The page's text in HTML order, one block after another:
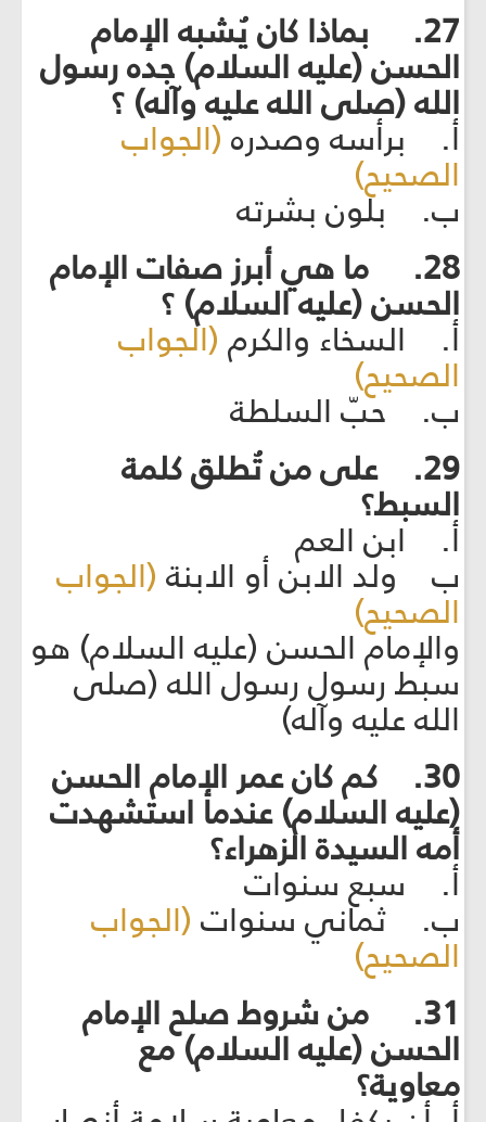
27. بماذا كان يُشبه الإمام
الحسن (عليه السلام) جده رسول
الله (صلى الله عليه وآله) ؟
أ. برأسه وصدره (الجواب
الصحيح)
ب. بلون بشرته
28. ما هي أبرز صفات الإمام
الحسن (عليه السلام) ؟
أ. السخاء والكرم (الجواب
الصحيح)
ب. حبّ السلطة
29. على من تُطلق كلمة
السبط؟
أ. ابن العم
ب ولد الابن أو الابنة (الجواب
الصحيح)
والإمام الحسن (عليه السلام) هو
سبط رسول رسول الله (صلى
الله عليه وآله)
30. كم كان عمر الإمام الحسن
(عليه السلام) عندما استشهدت
أمه السيدة الزهراء؟
أ. سبع سنوات
ب. ثماني سنوات (الجواب
الصحيح)
31. من شروط صلح الإمام
الحسن (عليه السلام) مع
معاوية؟